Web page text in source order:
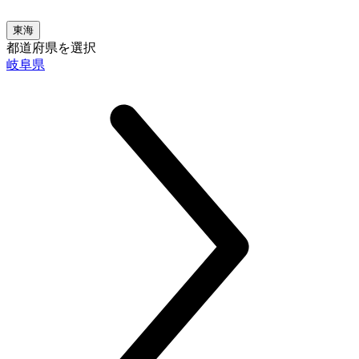
東海
都道府県を選択
岐阜県